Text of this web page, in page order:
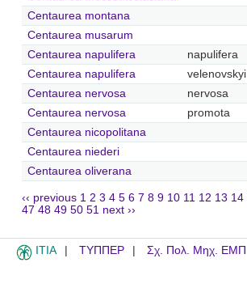
Centaurea montana
Centaurea musarum
Centaurea napulifera
napulifera
Centaurea napulifera
velenovskyi
Centaurea nervosa
nervosa
Centaurea nervosa
promota
Centaurea nicopolitana
Centaurea niederi
Centaurea oliverana
‹‹ previous 1 2 3 4 5 6 7 8 9 10 11 12 13 14
47 48 49 50 51 next ››
ITIA ΤΥΠΠΕΡ Σχ. Πολ. Μηχ. ΕΜΠ